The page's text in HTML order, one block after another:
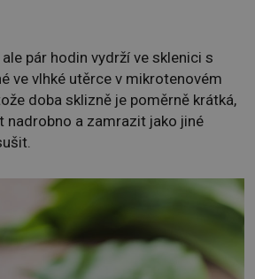
pár hodin vydrží ve sklenici s
ve vlhké utěrce v mikrotenovém
doba sklizně je poměrně krátká,
nadrobno a zamrazit jako jiné